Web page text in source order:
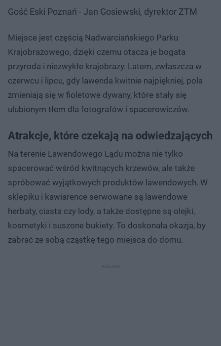
Gość Eski Poznań - Jan Gosiewski, dyrektor ZTM
Miejsce jest częścią Nadwarciańskiego Parku
Krajobrazowego, dzięki czemu otacza je bogata
przyroda i niezwykłe krajobrazy. Latem, zwłaszcza w
czerwcu i lipcu, gdy lawenda kwitnie najpiękniej, pola
zmieniają się w fioletowe dywany, które stały się
ulubionym tłem dla fotografów i spacerowiczów.
Atrakcje, które czekają na odwiedzających
Na terenie Lawendowego Lądu można nie tylko
spacerować wśród kwitnących krzewów, ale także
spróbować wyjątkowych produktów lawendowych. W
sklepiku i kawiarence serwowane są lawendowe
herbaty, ciasta czy lody, a także dostępne są olejki,
kosmetyki i suszone bukiety. To doskonała okazja, by
zabrać ze sobą cząstkę tego miejsca do domu.